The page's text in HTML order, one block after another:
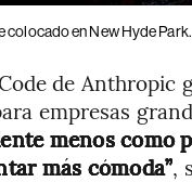
colocado en New Hyde Park.
de Anthropic
empresas
menos como
más cómoda”,